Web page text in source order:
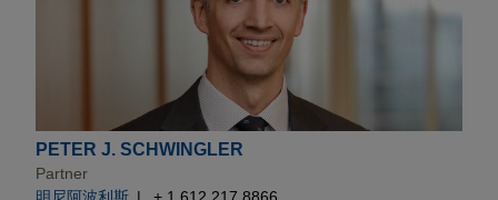
PETER J. SCHWINGLER
Partner
明尼阿波利斯
+ 1.612.217.8866